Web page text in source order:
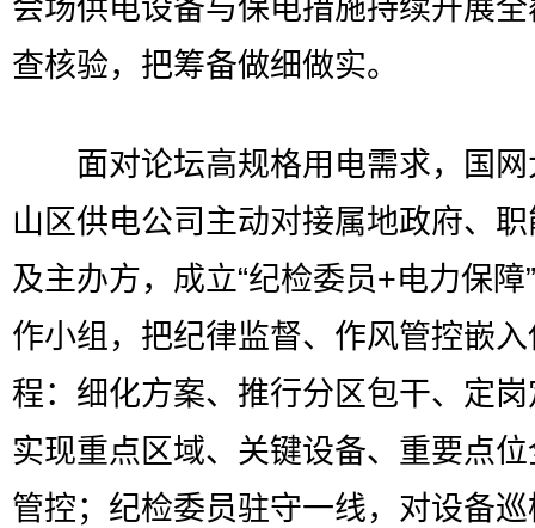
会场供电设备与保电措施持续开展
查核验，把筹备做细做实。
面对论坛高规格用电需求，国网
山区供电公司主动对接属地政府、
及主办方，成立“纪检委员+电力保障
作小组，把纪律监督、作风管控嵌
程：细化方案、推行分区包干、定
实现重点区域、关键设备、重要点
管控；纪检委员驻守一线，对设备